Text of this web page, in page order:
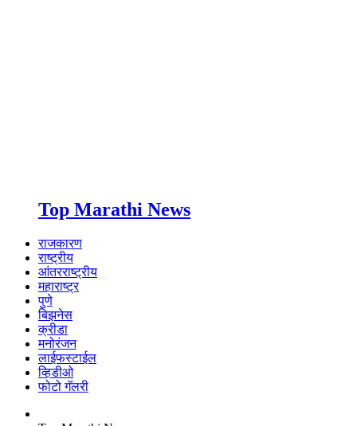
Top Marathi News
राजकारण
राष्ट्रीय
आंतरराष्ट्रीय
महाराष्ट्र
पुणे
बिझनेस
क्रीडा
मनोरंजन
लाईफस्टाईल
व्हिडीओ
फोटो गॅलरी